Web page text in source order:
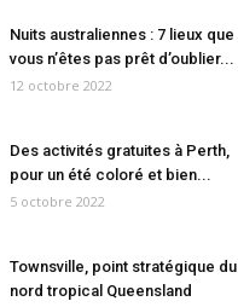
Nuits australiennes : 7 lieux que
vous n’êtes pas prêt d’oublier...
12 octobre 2022
Des activités gratuites à Perth,
pour un été coloré et bien...
5 octobre 2022
Townsville, point stratégique du
nord tropical Queensland